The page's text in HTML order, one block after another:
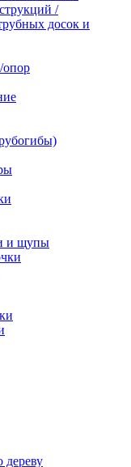
/
досок и
опор
и щупы